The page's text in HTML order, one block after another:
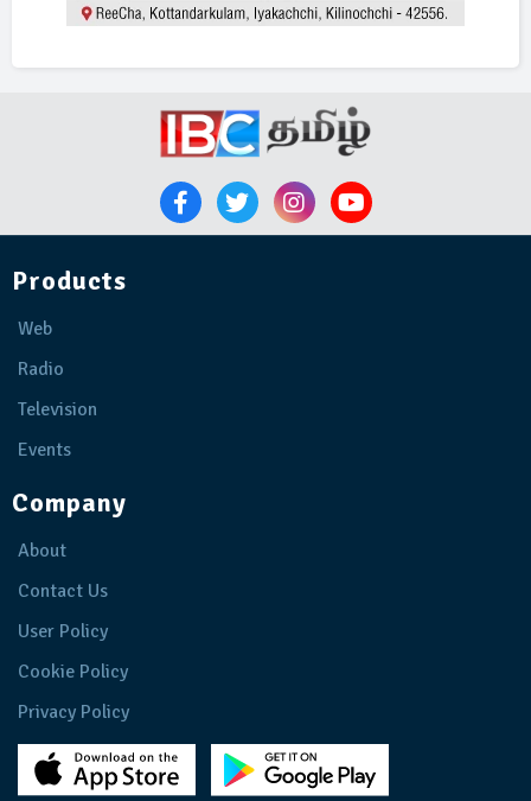
Products
Web
Radio
Television
Events
Company
About
Contact Us
User Policy
Cookie Policy
Privacy Policy